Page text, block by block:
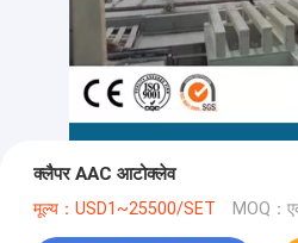
क्लैपर AAC आटोक्लेव
मूल्य：USD1~25500/SET MOQ：